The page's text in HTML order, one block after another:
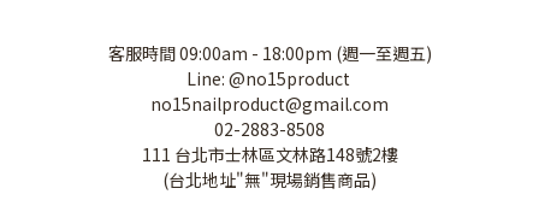
客服時間 09:00am - 18:00pm (週一至週五)
Line: @no15product
no15nailproduct@gmail.com
02-2883-8508
111 台北市士林區文林路148號2樓
(台北地址"無"現場銷售商品)